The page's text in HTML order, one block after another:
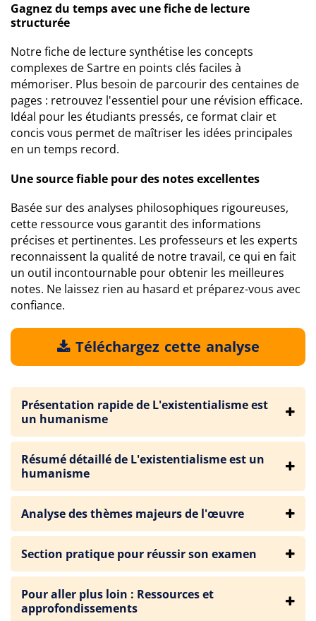
Gagnez du temps avec une fiche de lecture
structurée
Notre fiche de lecture synthétise les concepts
complexes de Sartre en points clés faciles à
mémoriser. Plus besoin de parcourir des centaines de
pages : retrouvez l'essentiel pour une révision efficace.
Idéal pour les étudiants pressés, ce format clair et
concis vous permet de maîtriser les idées principales
en un temps record.
Une source fiable pour des notes excellentes
Basée sur des analyses philosophiques rigoureuses,
cette ressource vous garantit des informations
précises et pertinentes. Les professeurs et les experts
reconnaissent la qualité de notre travail, ce qui en fait
un outil incontournable pour obtenir les meilleures
notes. Ne laissez rien au hasard et préparez-vous avec
confiance.
Téléchargez cette analyse
Présentation rapide de L'existentialisme est
un humanisme
Résumé détaillé de L'existentialisme est un
humanisme
Analyse des thèmes majeurs de l'œuvre
Section pratique pour réussir son examen
Pour aller plus loin : Ressources et
approfondissements